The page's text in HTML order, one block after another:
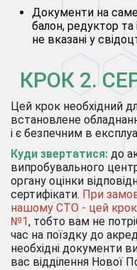
Документи на
балон, редуктор
не вказані у
КРОК 2.
Цей крок необхідний
встановлене
і є безпечним в
Куди звертатися: до
випробувального
органу оцінки
сертифікати. При
нашому СТО - цей
№1, тобто вам не
час на поїздку до
необхідні документи
вас відділення Нової